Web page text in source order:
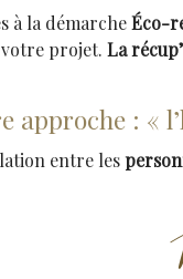
à la démarcheÉco-
projet. La
approche : «
entre les